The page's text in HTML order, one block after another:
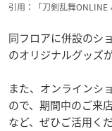
引用：「刀剣乱舞ONLINE
同フロアに併設のシ
のオリジナルグッズ
また、オンラインシ
ので、期間中のご来
など、ぜひご活用くだ